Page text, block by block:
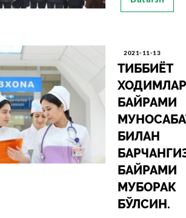
2021-11-13
ТИББИЁТ
БАЙРАМИ
БИЛАН
БАЙРАМИ
МУБОРАК
БЎЛСИН.